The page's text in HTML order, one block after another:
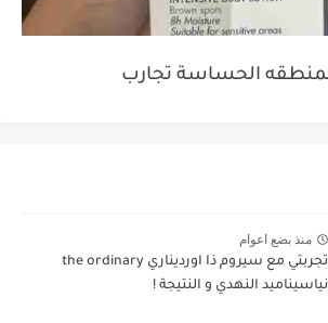
منذ بضع اعوام
تجربتي مع سيروم ذا اورديناري the ordinary
نياسيناميد النهدي و النتيجة !